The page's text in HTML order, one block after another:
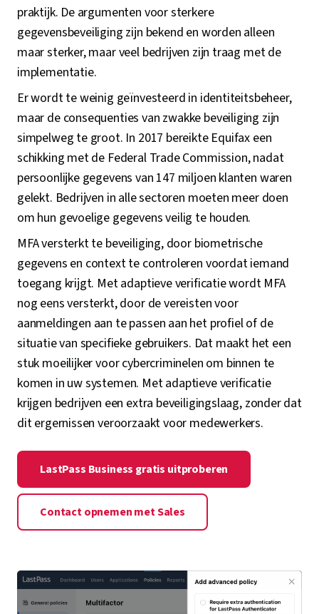
praktijk. De argumenten voor sterkere
gegevensbeveiliging zijn bekend en worden alleen
maar sterker, maar veel bedrijven zijn traag met de
implementatie.
Er wordt te weinig geïnvesteerd in identiteitsbeheer,
maar de consequenties van zwakke beveiliging zijn
simpelweg te groot. In 2017 bereikte Equifax een
schikking met de Federal Trade Commission, nadat
persoonlijke gegevens van 147 miljoen klanten waren
gelekt. Bedrijven in alle sectoren moeten meer doen
om hun gevoelige gegevens veilig te houden.
MFA versterkt te beveiliging, door biometrische
gegevens en context te controleren voordat iemand
toegang krijgt. Met adaptieve verificatie wordt MFA
nog eens versterkt, door de vereisten voor
aanmeldingen aan te passen aan het profiel of de
situatie van specifieke gebruikers. Dat maakt het een
stuk moeilijker voor cybercriminelen om binnen te
komen in uw systemen. Met adaptieve verificatie
krijgen bedrijven een extra beveiligingslaag, zonder dat
dit ergernissen veroorzaakt voor medewerkers.
LastPass Business gratis uitproberen
Contact opnemen met Sales